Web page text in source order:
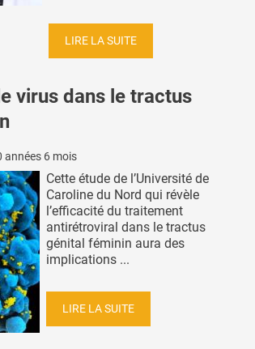
LIRE LA SUITE
virus dans le tractus
années 6 mois
Cette étude de l’Université de
Caroline du Nord qui révèle
l’efficacité du traitement
antirétroviral dans le tractus
génital féminin aura des
implications ...
LIRE LA SUITE